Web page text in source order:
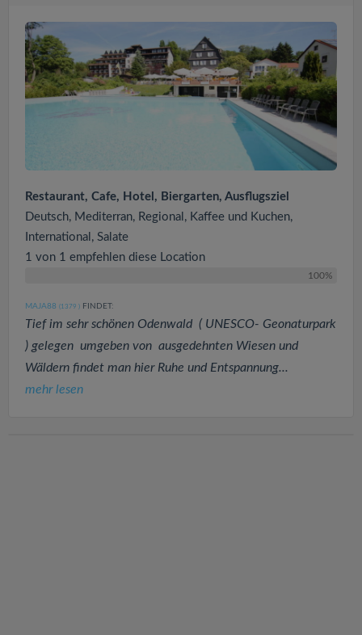
Restaurant, Cafe, Hotel, Biergarten, Ausflugsziel
Deutsch, Mediterran, Regional, Kaffee und Kuchen,
International, Salate
1 von 1 empfehlen diese Location
100%
MAJA88 (1379 ) FINDET:
Tief im sehr schönen Odenwald ( UNESCO- Geonaturpark
) gelegen umgeben von ausgedehnten Wiesen und
Wäldern findet man hier Ruhe und Entspannung...
mehr lesen